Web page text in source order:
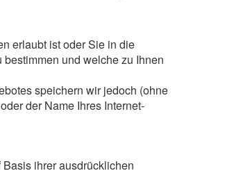
erlaubt ist oder Sie in die
und welche zu Ihnen
speichern wir jedoch (ohne
der Name Ihres Internet-
ihrer ausdrücklichen